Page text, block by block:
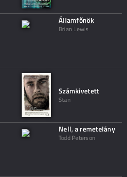
Államfőnök
Brian Lewis
Számkivetett
Stan
Nell, a remetelány
Todd Peterson